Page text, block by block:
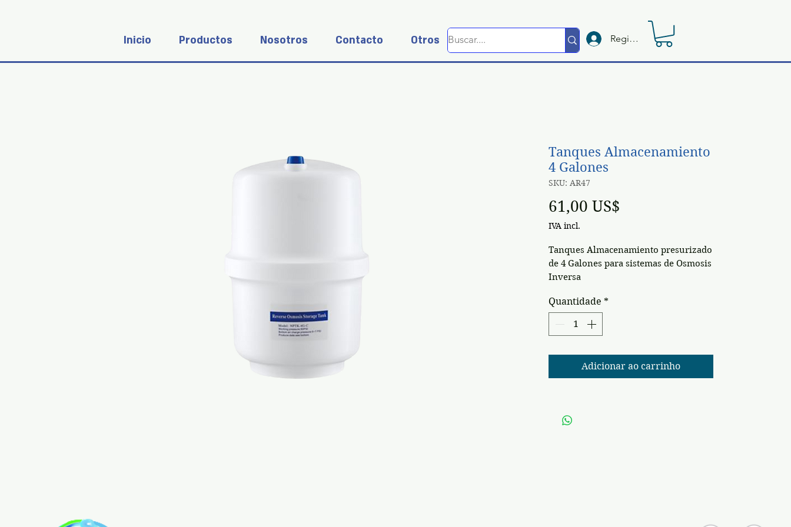
Inicio Productos Nosotros Contacto Otros Registrate
Tanques Almacenamiento
4 Galones
SKU: AR47
61,00 US$
IVA incl.
Tanques Almacenamiento presurizado
de 4 Galones para sistemas de Osmosis
Inversa
Quantidade *
Adicionar ao carrinho